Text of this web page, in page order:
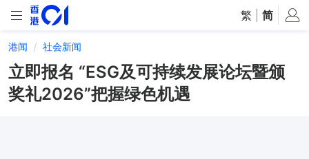
繁 简
港闻 社会新闻
立即报名 “ESG及可持续发展论坛暨颁
奖礼2026”把握绿色机遇